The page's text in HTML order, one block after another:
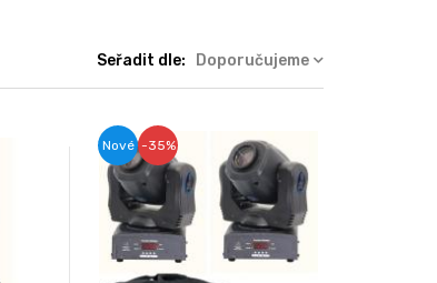
Seřadit dle: Doporučujeme
Nové -35%